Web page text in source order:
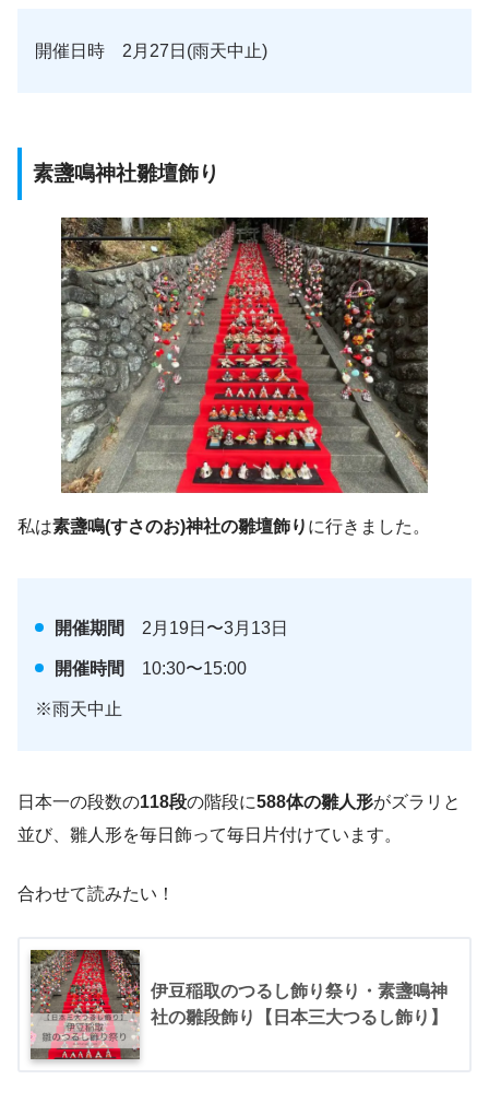
開催日時 2月27日(雨天中止)
素盞鳴神社雛壇飾り
私は素盞鳴(すさのお)神社の雛壇飾り に行きました。
開催期間 2月19日〜3月13日
開催時間 10:30〜15:00
※雨天中止
日本一の段数の118段の階段に588体の雛人形がズラリと
並び、雛人形を毎日飾って毎日片付けています。
合わせて読みたい！
伊豆稲取のつるし飾り祭り・素盞鳴神
社の雛段飾り【日本三大つるし飾り】